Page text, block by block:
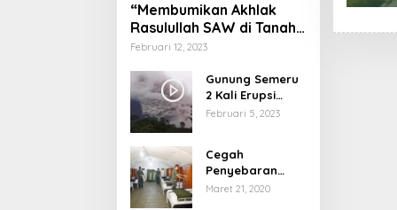
“Membumikan Akhlak
Rasulullah SAW di Tanah
Nusantara”
Februari 12, 2023
Gunung Semeru
2 Kali Erupsi
dengan Tinggi
Februari 5, 2023
Cegah
Penyebaran
Virus Corona,
Maret 21, 2020